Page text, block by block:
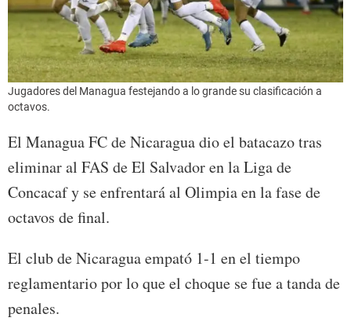
Jugadores del Managua festejando a lo grande su clasificación a
octavos.
El Managua FC de Nicaragua dio el batacazo tras
eliminar al FAS de El Salvador en la Liga de
Concacaf y se enfrentará al Olimpia en la fase de
octavos de final.
El club de Nicaragua empató 1-1 en el tiempo
reglamentario por lo que el choque se fue a tanda de
penales.